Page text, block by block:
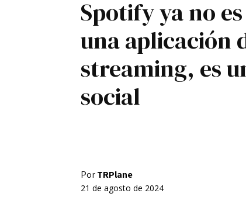
Registro / Entrar
Privacidad Aviso Legal Política de cookies
Spotify ya no
una aplicación
streaming, es
social
PorTRPlane
21 de agosto de 2024